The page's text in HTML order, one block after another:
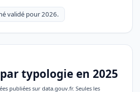
validé pour 2026.
typologie en 2025
publiées sur data.gouv.fr. Seules les